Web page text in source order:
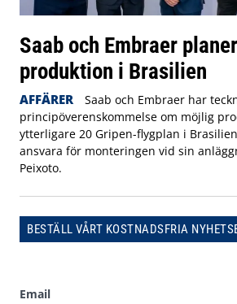
Saab och Embraer
produktion i Brasilien
AFFÄRER
Saab och Embraer har
principöverenskommelse om möjlig
ytterligare 20 Gripen-flygplan i
ansvara för monteringen vid sin
Peixoto.
BESTÄLL VÅRT KOSTNADSFRIA
Email